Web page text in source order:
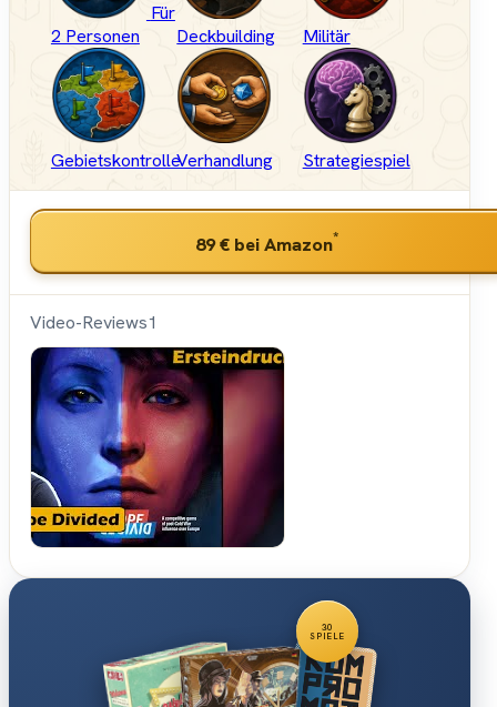
Für
2 Personen
Deckbuilding Militär
GebietskontrolleVerhandlung Strategiespiel
89 € bei Amazon*
Video-Reviews1
30
SPIELE